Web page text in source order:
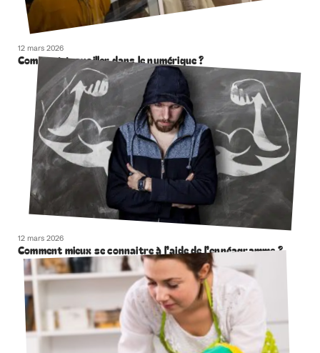
12 mars 2026
Comment travailler dans le numérique ?
12 mars 2026
Comment mieux se connaitre à l’aide de l’ennéagramme ?